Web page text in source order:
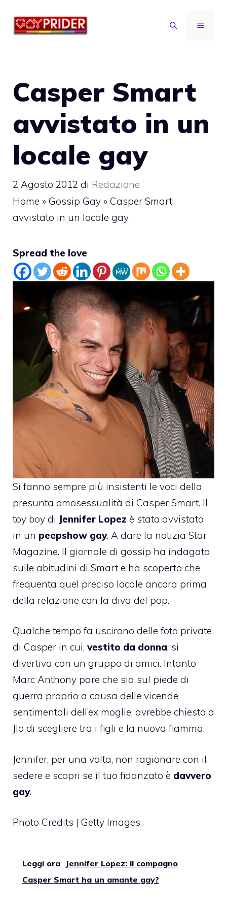
MENU
Casper Smart
avvistato in un
locale gay
2 Agosto 2012 di Redazione
Home » Gossip Gay » Casper Smart
avvistato in un locale gay
Spread the love
Si fanno sempre più insistenti le voci della
presunta omosessualità di Casper Smart. Il
toy boy di Jennifer Lopez è stato avvistato
in un peepshow gay. A dare la notizia Star
Magazine. Il giornale di gossip ha indagato
sulle abitudini di Smart e ha scoperto che
frequenta quel preciso locale ancora prima
della relazione con la diva del pop.
Qualche tempo fa uscirono delle foto private
di Casper in cui, vestito da donna, si
divertiva con un gruppo di amici. Intanto
Marc Anthony pare che sia sul piede di
guerra proprio a causa delle vicende
sentimentali dell’ex moglie, avrebbe chiesto a
Jlo di scegliere tra i figli e la nuova fiamma.
Jennifer, per una volta, non ragionare con il
sedere e scopri se il tuo fidanzato è davvero
gay.
Photo Credits | Getty Images
Leggi ora
Jennifer Lopez: il compagno
Casper Smart ha un amante gay?